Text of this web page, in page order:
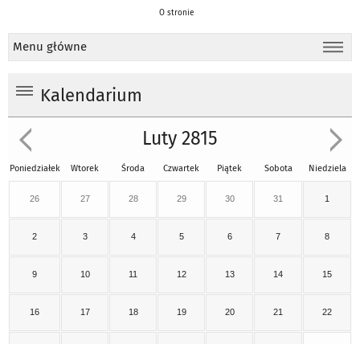
O stronie
Menu główne
Kalendarium
Luty 2815
Poniedziałek Wtorek Środa Czwartek Piątek Sobota Niedziela
26 27 28 29 30 31 1
2 3 4 5 6 7 8
9 10 11 12 13 14 15
16 17 18 19 20 21 22